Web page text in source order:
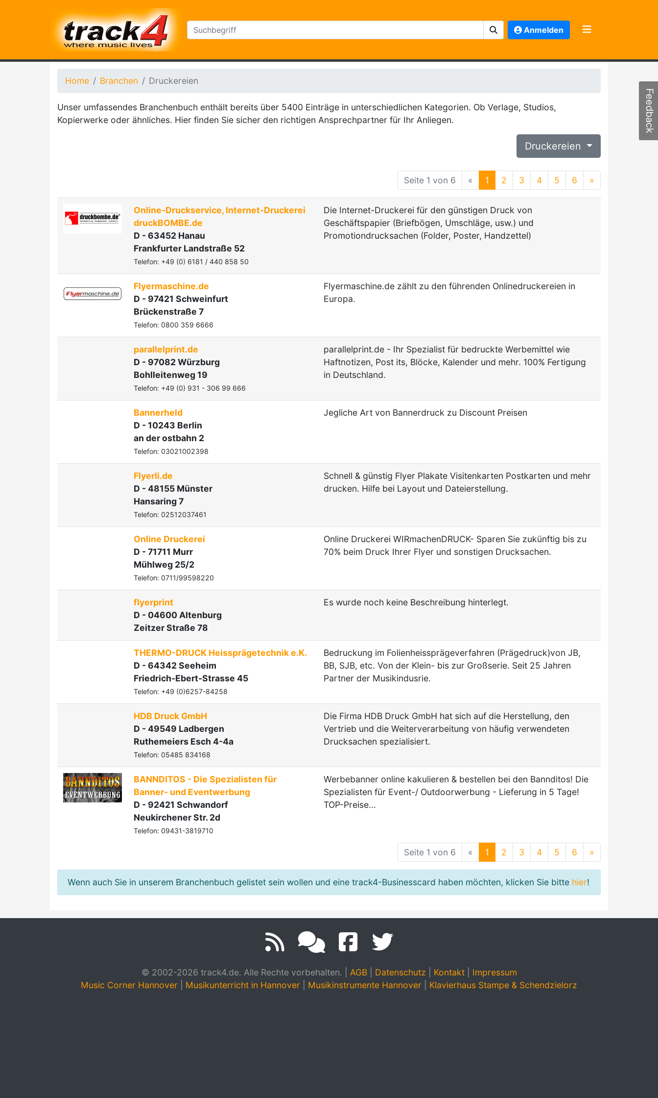
Anmelden
Home Branchen Druckereien
Unser umfassendes Branchenbuch enthält bereits über 5400 Einträge in unterschiedlichen Kategorien. Ob Verlage, Studios,
Kopierwerke oder ähnliches. Hier finden Sie sicher den richtigen Ansprechpartner für Ihr Anliegen.
Druckereien
Seite 1 von 6 « 1 2 3 4 5 6 »
Online-Druckservice, Internet-Druckerei
druckBOMBE.de
D - 63452 Hanau
Frankfurter Landstraße 52
Telefon: +49 (0) 6181 / 440 858 50
Die Internet-Druckerei für den günstigen Druck von
Geschäftspapier (Briefbögen, Umschläge, usw.) und
Promotiondrucksachen (Folder, Poster, Handzettel)
Flyermaschine.de
D - 97421 Schweinfurt
Brückenstraße 7
Telefon: 0800 359 6666
Flyermaschine.de zählt zu den führenden Onlinedruckereien in
Europa.
parallelprint.de
D - 97082 Würzburg
Bohlleitenweg 19
Telefon: +49 (0) 931 - 306 99 666
parallelprint.de - Ihr Spezialist für bedruckte Werbemittel wie
Haftnotizen, Post its, Blöcke, Kalender und mehr. 100% Fertigung
in Deutschland.
Bannerheld
D - 10243 Berlin
an der ostbahn 2
Telefon: 03021002398
Jegliche Art von Bannerdruck zu Discount Preisen
Flyerli.de
D - 48155 Münster
Hansaring 7
Telefon: 02512037461
Schnell & günstig Flyer Plakate Visitenkarten Postkarten und mehr
drucken. Hilfe bei Layout und Dateierstellung.
Online Druckerei
D - 71711 Murr
Mühlweg 25/2
Telefon: 0711/99598220
Online Druckerei WIRmachenDRUCK- Sparen Sie zukünftig bis zu
70% beim Druck Ihrer Flyer und sonstigen Drucksachen.
flyerprint
D - 04600 Altenburg
Zeitzer Straße 78
Es wurde noch keine Beschreibung hinterlegt.
THERMO-DRUCK Heissprägetechnik e.K.
D - 64342 Seeheim
Friedrich-Ebert-Strasse 45
Telefon: +49 (0)6257-84258
Bedruckung im Folienheissprägeverfahren (Prägedruck)von JB,
BB, SJB, etc. Von der Klein- bis zur Großserie. Seit 25 Jahren
Partner der Musikindusrie.
HDB Druck GmbH
D - 49549 Ladbergen
Ruthemeiers Esch 4-4a
Telefon: 05485 834168
Die Firma HDB Druck GmbH hat sich auf die Herstellung, den
Vertrieb und die Weiterverarbeitung von häufig verwendeten
Drucksachen spezialisiert.
BANNDITOS - Die Spezialisten für
Banner- und Eventwerbung
D - 92421 Schwandorf
Neukirchener Str. 2d
Telefon: 09431-3819710
Werbebanner online kakulieren & bestellen bei den Bannditos! Die
Spezialisten für Event-/ Outdoorwerbung - Lieferung in 5 Tage!
TOP-Preise...
Seite 1 von 6 « 1 2 3 4 5 6 »
Wenn auch Sie in unserem Branchenbuch gelistet sein wollen und eine track4-Businesscard haben möchten, klicken Sie bitte hier!
© 2002-2026 track4.de. Alle Rechte vorbehalten. AGB| Datenschutz Kontakt| Impressum
Music Corner Hannover
Musikunterricht in Hannover Musikinstrumente Hannover Klavierhaus Stampe & Schendzielorz
Feedback